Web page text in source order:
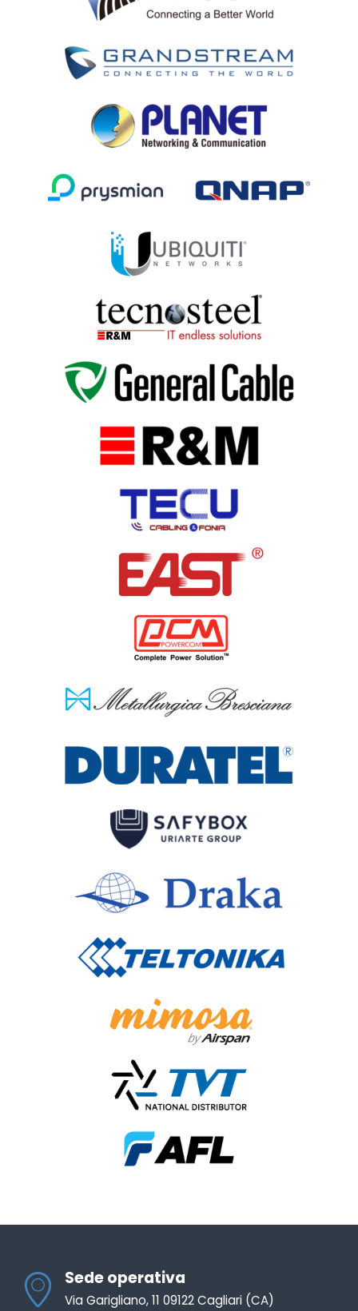
Sede operativa
Via Garigliano, 11 09122 Cagliari (CA)